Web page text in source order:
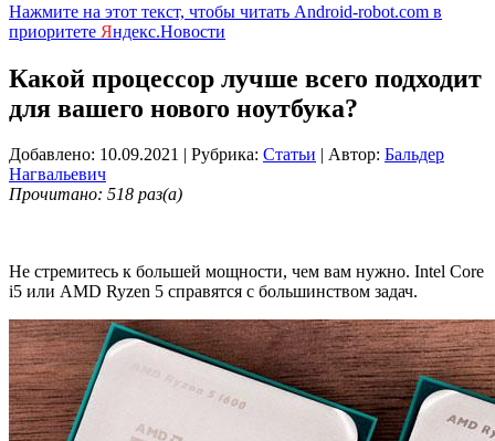
Нажмите на этот текст, чтобы читать Android-robot.com в
приоритете Яндекс.Новости
Какой процессор лучше всего подходит
для вашего нового ноутбука?
Добавлено: 10.09.2021 | Рубрика: Статьи | Автор: Бальдер
Нагвальевич
Прочитано: 518 раз(а)
Не стремитесь к большей мощности, чем вам нужно. Intel Core
i5 или AMD Ryzen 5 справятся с большинством задач.